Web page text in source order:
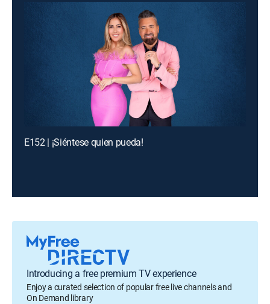
E152 | ¡Siéntese quien pueda!
Introducing a free premium TV experience
Enjoy a curated selection of popular free live channels and
On Demand library